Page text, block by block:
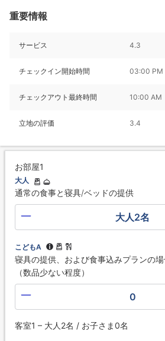
重要情報
サービス 4.3
チェックイン開始時間 03:00 PM
チェックアウト最終時間 10:00 AM
立地の評価 3.4
お部屋1
大人
通常の食事と寝具/ベッドの提供
大人2名
こどもA
寝具の提供、および食事込みプランの
（数品少ない程度）
0
客室1 – 大人2名 / お子さま0名